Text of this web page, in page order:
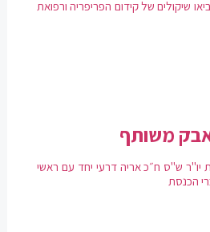
שיקולים של קידום הפריפריה ורפואת
משותף
יו"ר ש"ס ח״כ אריה דרעי יחד עם ראשי
הכנסת